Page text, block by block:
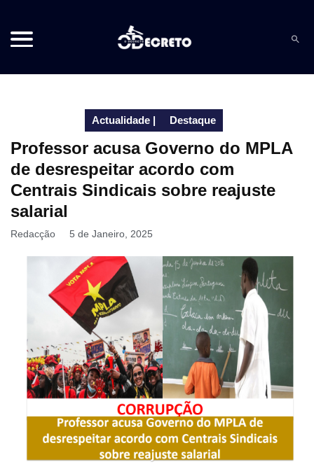
Actualidade| Destaque
Professor acusa Governo do MPLA
de desrespeitar acordo com
Centrais Sindicais sobre reajuste
salarial
Redacção 5 de Janeiro, 2025